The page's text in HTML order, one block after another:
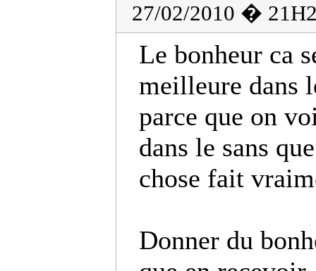
27/02/2010 �
Le bonheur ca
meilleure dans
parce que on
dans le sans
chose fait
Donner du